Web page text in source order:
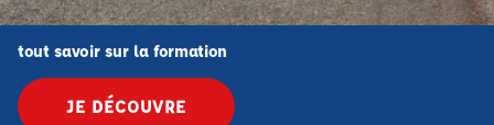
tout savoir sur la formation
JE DÉCOUVRE